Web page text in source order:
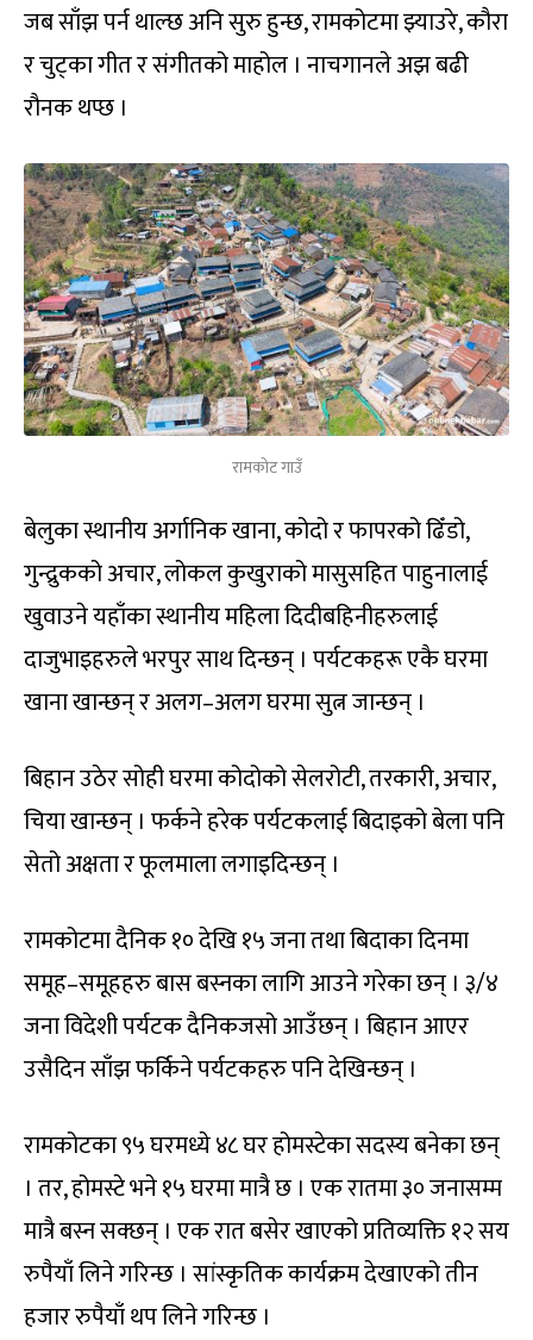
जब साँझ पर्न थाल्छ अनि सुरु हुन्छ, रामकोटमा झ्याउरे, कौरा
र चुट्का गीत र संगीतको माहोल । नाचगानले अझ बढी
रौनक थप्छ ।
रामकोट गाउँ
बेलुका स्थानीय अर्गानिक खाना, कोदो र फापरको ढिँडो,
गुन्द्रुकको अचार, लोकल कुखुराको मासुसहित पाहुनालाई
खुवाउने यहाँका स्थानीय महिला दिदीबहिनीहरुलाई
दाजुभाइहरुले भरपुर साथ दिन्छन् । पर्यटकहरू एकै घरमा
खाना खान्छन् र अलग–अलग घरमा सुत्न जान्छन् ।
बिहान उठेर सोही घरमा कोदोको सेलरोटी, तरकारी, अचार,
चिया खान्छन् । फर्कने हरेक पर्यटकलाई बिदाइको बेला पनि
सेतो अक्षता र फूलमाला लगाइदिन्छन् ।
रामकोटमा दैनिक १० देखि १५ जना तथा बिदाका दिनमा
समूह–समूहहरु बास बस्नका लागि आउने गरेका छन् । ३/४
जना विदेशी पर्यटक दैनिकजसो आउँछन् । बिहान आएर
उसैदिन साँझ फर्किने पर्यटकहरु पनि देखिन्छन् ।
रामकोटका ९५ घरमध्ये ४८ घर होमस्टेका सदस्य बनेका छन्
। तर, होमस्टे भने १५ घरमा मात्रै छ । एक रातमा ३० जनासम्म
मात्रै बस्न सक्छन् । एक रात बसेर खाएको प्रतिव्यक्ति १२ सय
रुपैयाँ लिने गरिन्छ । सांस्कृतिक कार्यक्रम देखाएको तीन
हजार रुपैयाँ थप लिने गरिन्छ ।